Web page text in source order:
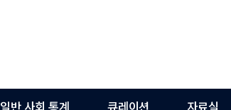
일반 사회 통계 큐레이션 자료실